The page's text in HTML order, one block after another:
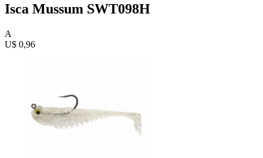
Isca Mussum SWT098H
A
U$ 0,96